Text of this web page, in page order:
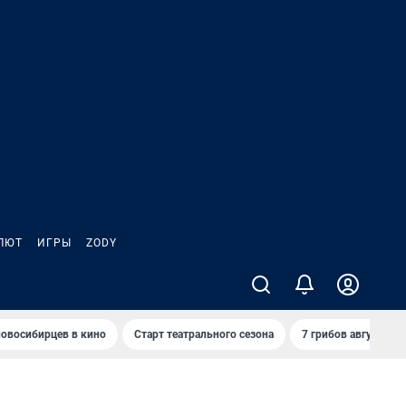
ИГРЫ ZODY
в кино Старт театрального сезона 7 грибов августа